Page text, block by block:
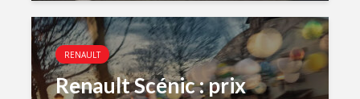
RENAULT
Renault Scénic : prix